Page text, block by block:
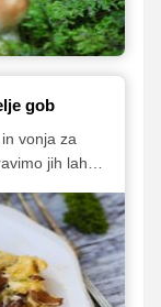
gob
vonja za
jih lahko
Ker pa
gobic
nekaj